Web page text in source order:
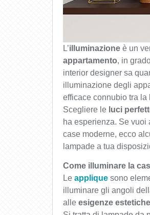
L’illuminazione è un
appartamento, in
interior designer sa
illuminazione degli
efficace connubio tra
Scegliere le luci
ha esperienza. Se
case moderne, ecco
lampade a tua
Come illuminare la
Le applique sono
illuminare gli angoli
alle esigenze estetiche